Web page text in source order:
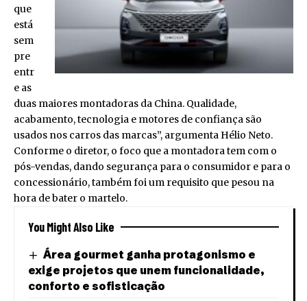
que
está
sem
pre
entr
e as
duas maiores montadoras da China. Qualidade,
acabamento, tecnologia e motores de confiança são
usados nos carros das marcas”, argumenta Hélio Neto.
Conforme o diretor, o foco que a montadora tem com o
pós-vendas, dando segurança para o consumidor e para o
concessionário, também foi um requisito que pesou na
hora de bater o martelo.
You Might Also Like
Área gourmet ganha protagonismo e
exige projetos que unem funcionalidade,
conforto e sofisticação